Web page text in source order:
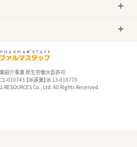
紹介事業 厚生労働大臣許可
ユ-010743 【派遣業】派 13-010770
RESOURCES Co., Ltd. All Rights Reserved.